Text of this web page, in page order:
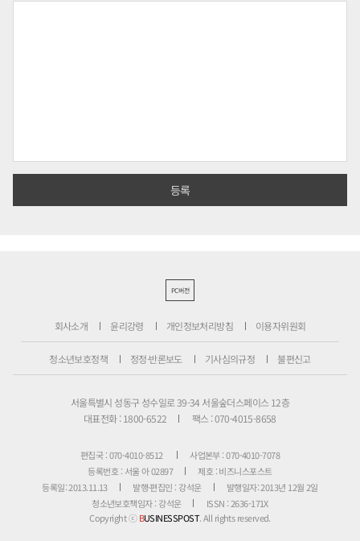
PC버전
회사소개 윤리강령 개인정보처리방침 이용자위원회
청소년보호정책 정정·반론보도 기사심의규정 불편신고
서울특별시 성동구 성수일로 39-34 서울숲더스페이스 12층
대표전화 : 1800-6522
팩스 : 070-4015-8658
편집국 : 070-4010-8512
사업본부 : 070-4010-7078
등록번호 : 서울 아 02897
제호 : 비즈니스포스트
등록일: 2013.11.13
발행·편집인 : 강석운
발행일자: 2013년 12월 2일
청소년보호책임자 : 강석운
ISSN : 2636-171X
Copyright ⓒBUSINESSPOST. All rights reserved.